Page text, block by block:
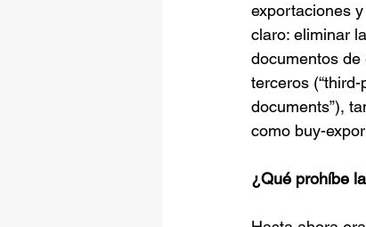
exportaciones
claro: eliminar
documentos
terceros
documents”),
como buy-
¿Qué prohíbe